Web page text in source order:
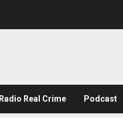
Radio Real Crime Podcast